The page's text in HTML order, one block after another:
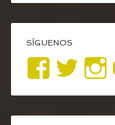
SÍGUENOS
Ver
perfil
de
Ver
de